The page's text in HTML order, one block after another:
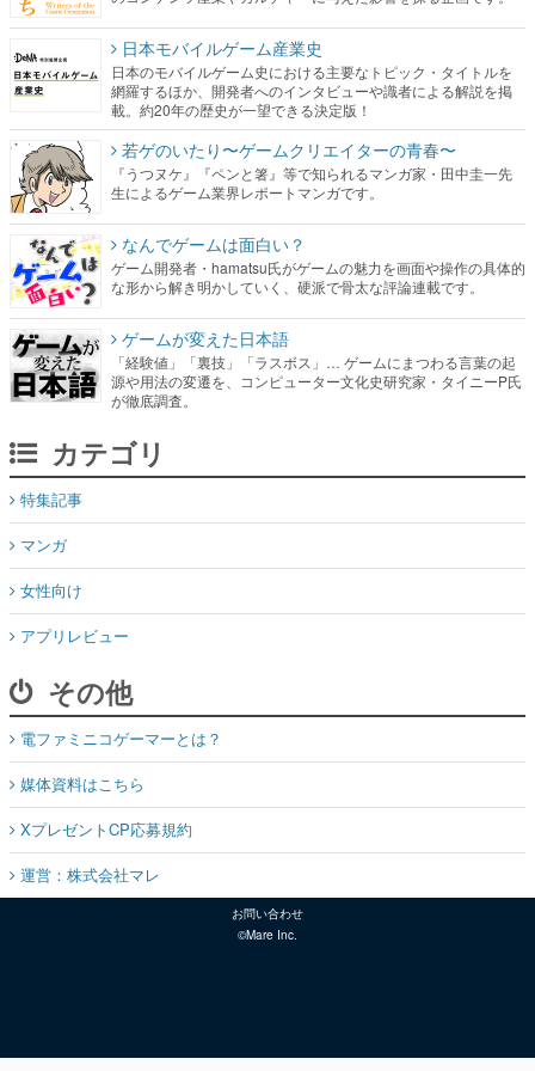
日本モバイルゲーム産業史
日本のモバイルゲーム史における主要なトピック・タイトルを
網羅するほか、開発者へのインタビューや識者による解説を掲
載。約20年の歴史が一望できる決定版！
若ゲのいたり〜ゲームクリエイターの青春〜
『うつヌケ』『ペンと箸』等で知られるマンガ家・田中圭一先
生によるゲーム業界レポートマンガです。
なんでゲームは面白い？
ゲーム開発者・hamatsu氏がゲームの魅力を画面や操作の具体的
な形から解き明かしていく、硬派で骨太な評論連載です。
ゲームが変えた日本語
「経験値」「裏技」「ラスボス」… ゲームにまつわる言葉の起
源や用法の変遷を、コンピューター文化史研究家・タイニーP氏
が徹底調査。
カテゴリ
特集記事
マンガ
女性向け
アプリレビュー
その他
電ファミニコゲーマーとは？
媒体資料はこちら
XプレゼントCP応募規約
運営：株式会社マレ
お問い合わせ
©Mare Inc.